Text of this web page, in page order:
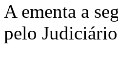
A ementa a
pelo